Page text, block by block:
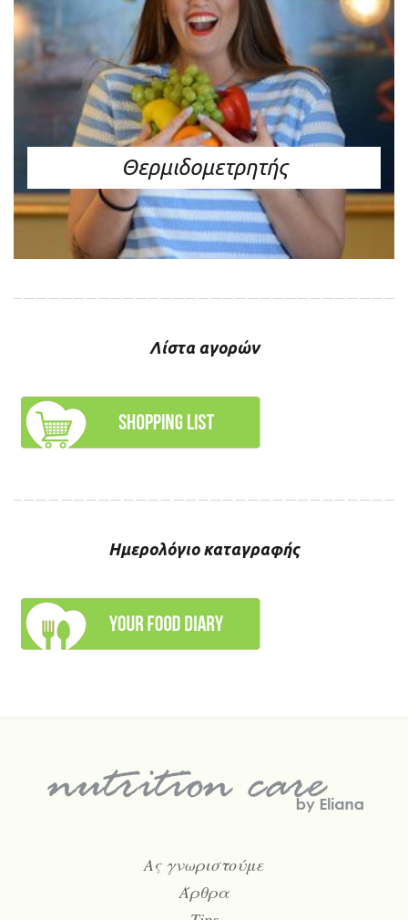
Θερμιδομετρητής
Λίστα αγορών
Ημερολόγιο καταγραφής
Ας γνωριστούμε
Άρθρα